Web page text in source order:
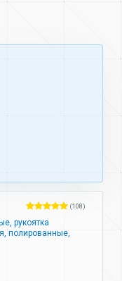
(108)
рукоятка
полированные,